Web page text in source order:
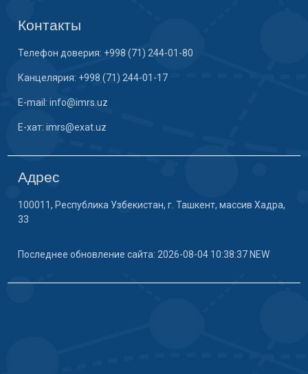
Контакты
Телефон доверия: +998 (71) 244-01-80
Канцелярия: +998 (71) 244-01-17
E-mail: info@imrs.uz
E-хат: imrs@exat.uz
Адрес
100011, Республика Узбекистан, г. Ташкент, массив Хадра,
33
Последнее обновление сайта: 2026-08-04 10:38:37 NEW